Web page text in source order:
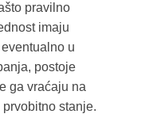
pravilno
imaju
u
postoje
ga vraćaju na
stanje.